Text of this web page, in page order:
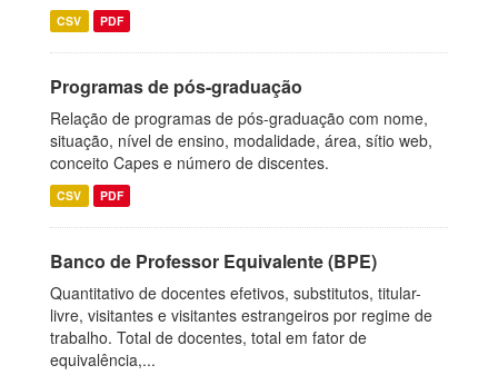
CSV PDF
Programas de pós-graduação
Relação de programas de pós-graduação com nome,
situação, nível de ensino, modalidade, área, sítio web,
conceito Capes e número de discentes.
CSV PDF
Banco de Professor Equivalente (BPE)
Quantitativo de docentes efetivos, substitutos, titular-
livre, visitantes e visitantes estrangeiros por regime de
trabalho. Total de docentes, total em fator de
equivalência,...